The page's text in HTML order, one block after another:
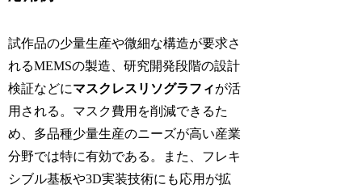
試作品の少量生産や微細な構造が要求さ
れるMEMSの製造、研究開発段階の設計
検証などにマスクレスリソグラフィが活
用される。マスク費用を削減できるた
め、多品種少量生産のニーズが高い産業
分野では特に有効である。また、フレキ
シブル基板や3D実装技術にも応用が拡